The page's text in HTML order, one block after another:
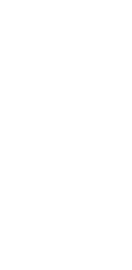
ノット＆東響 清らかなるブ